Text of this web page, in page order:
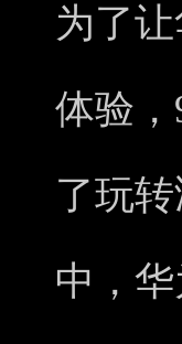
为了
体验
了玩
中，